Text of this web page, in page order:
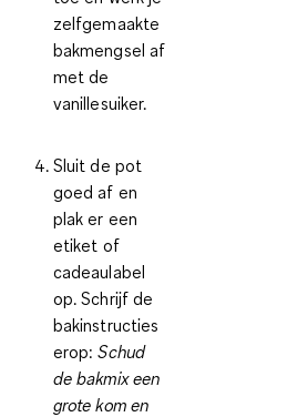
zelfgemaakte
bakmengsel af
met de
vanillesuiker.
Sluit de pot
goed af en
plak er een
etiket of
cadeaulabel
op. Schrijf de
bakinstructies
erop:Schud
de bakmix een
grote kom en